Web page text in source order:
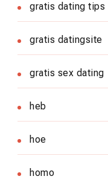
gratis dating tips
gratis datingsite
gratis sex dating
heb
hoe
homo